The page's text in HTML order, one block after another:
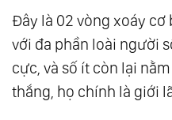
Động Như Thế Nào?
31. Tại Sao Chúng Ta
32.The Law Of One -
Ngôi Đền Của Tạo
Đây là 02 vòng xoáy cơ
với đa phần loài người
cực, và số ít còn lại
thắng, họ chính là giới